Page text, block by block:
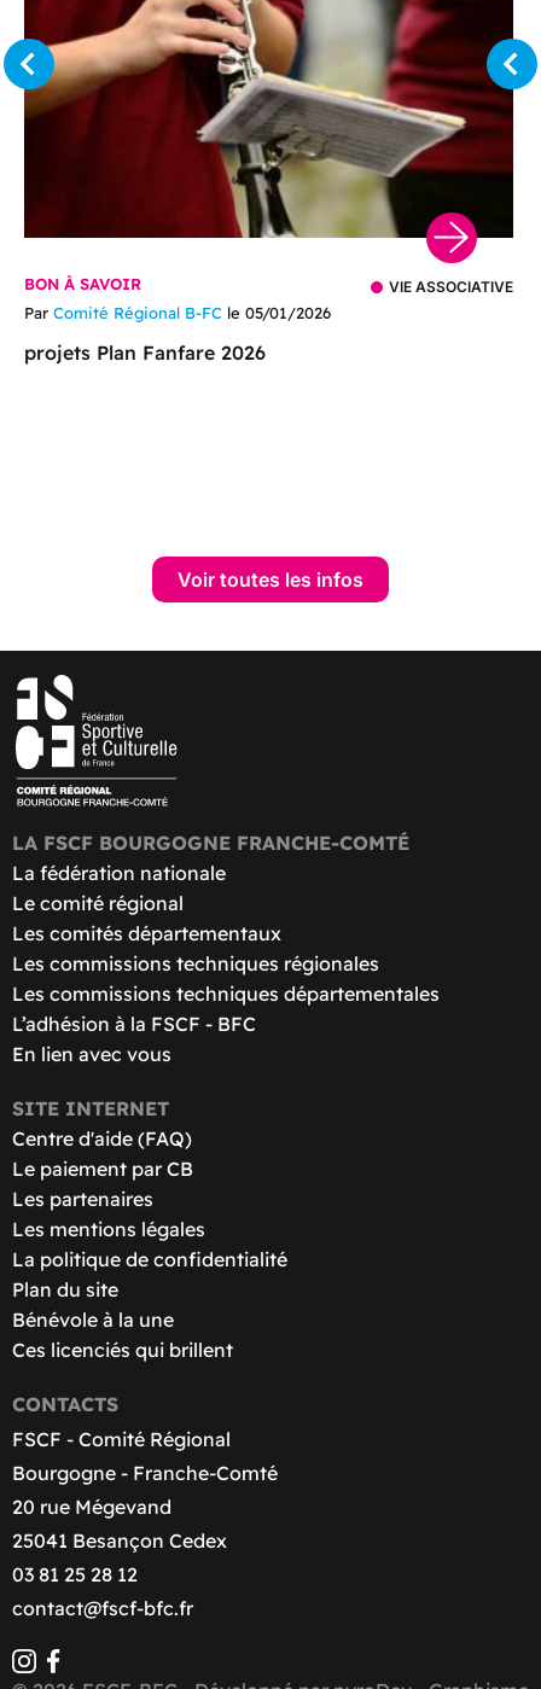
BON À SAVOIR VIE ASSOCIATIVE
Par Comité Régional B-FC le 05/01/2026
projets Plan Fanfare 2026
Voir toutes les infos
LA FSCF BOURGOGNE FRANCHE-COMTÉ
La fédération nationale
Le comité régional
Les comités départementaux
Les commissions techniques régionales
Les commissions techniques départementales
L’adhésion à la FSCF - BFC
En lien avec vous
SITE INTERNET
Centre d'aide (FAQ)
Le paiement par CB
Les partenaires
Les mentions légales
La politique de confidentialité
Plan du site
Bénévole à la une
Ces licenciés qui brillent
CONTACTS
FSCF - Comité Régional
Bourgogne - Franche-Comté
20 rue Mégevand
25041 Besançon Cedex
03 81 25 28 12
contact@fscf-bfc.fr